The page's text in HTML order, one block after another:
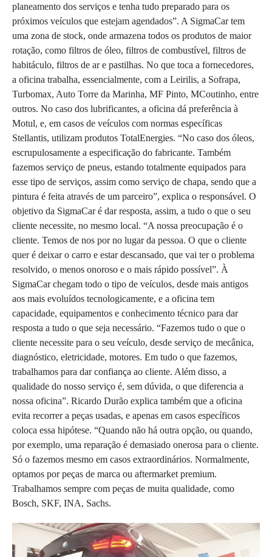
planeamento dos serviços e tenha tudo preparado para os
próximos veículos que estejam agendados”. A SigmaCar tem
uma zona de stock, onde armazena todos os produtos de maior
rotação, como filtros de óleo, filtros de combustível, filtros de
habitáculo, filtros de ar e pastilhas. No que toca a fornecedores,
a oficina trabalha, essencialmente, com a Leirilis, a Sofrapa,
Turbomax, Auto Torre da Marinha, MF Pinto, MCoutinho, entre
outros. No caso dos lubrificantes, a oficina dá preferência à
Motul, e, em casos de veículos com normas específicas
Stellantis, utilizam produtos TotalEnergies. “No caso dos óleos,
escrupulosamente a especificação do fabricante. Também
fazemos serviço de pneus, estando totalmente equipados para
esse tipo de serviços, assim como serviço de chapa, sendo que a
pintura é feita através de um parceiro”, explica o responsável. O
objetivo da SigmaCar é dar resposta, assim, a tudo o que o seu
cliente necessite, no mesmo local. “A nossa preocupação é o
cliente. Temos de nos por no lugar da pessoa. O que o cliente
quer é deixar o carro e estar descansado, que vai ter o problema
resolvido, o menos onoroso e o mais rápido possível”. À
SigmaCar chegam todo o tipo de veículos, desde mais antigos
aos mais evoluídos tecnologicamente, e a oficina tem
capacidade, equipamentos e conhecimento técnico para dar
resposta a tudo o que seja necessário. “Fazemos tudo o que o
cliente necessite para o seu veículo, desde serviço de mecânica,
diagnóstico, eletricidade, motores. Em tudo o que fazemos,
trabalhamos para dar confiança ao cliente. Além disso, a
qualidade do nosso serviço é, sem dúvida, o que diferencia a
nossa oficina”. Ricardo Durão explica também que a oficina
evita recorrer a peças usadas, e apenas em casos específicos
coloca essa hipótese. “Quando não há outra opção, ou quando,
por exemplo, uma reparação é demasiado onerosa para o cliente.
Só o fazemos mesmo em casos extraordinários. Normalmente,
optamos por peças de marca ou aftermarket premium.
Trabalhamos sempre com peças de muita qualidade, como
Bosch, SKF, INA, Sachs.